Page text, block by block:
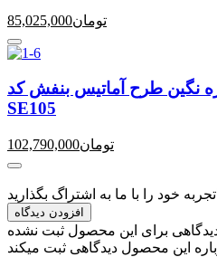
85,025,000تومان
نگین طرح آماتیس بنفش کد
SE105
102,790,000تومان
تجربه خود را با ما به اشتراگ بگذارید
افزودن دیدگاه
دیدگاهی برای این محصول ثبت نشده
این محصول دیدگاهی ثبت میکند